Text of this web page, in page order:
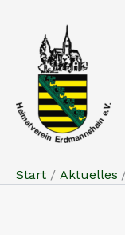
springen
Start Aktuelles